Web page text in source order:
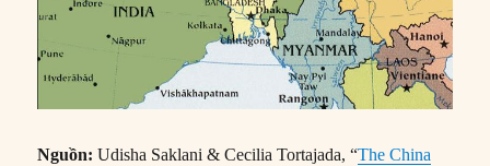
Nguồn:Udisha Saklani & Cecilia Tortajada, “The China